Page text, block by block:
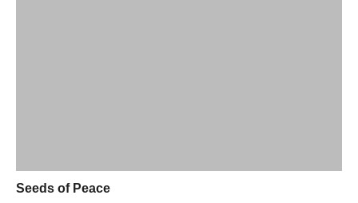
Seeds of Peace